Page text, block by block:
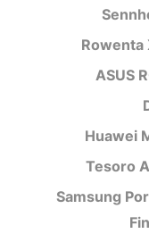
Rowenta
ASUS
Huawei
Tesoro
Samsung